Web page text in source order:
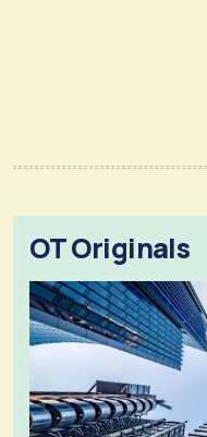
OT Originals